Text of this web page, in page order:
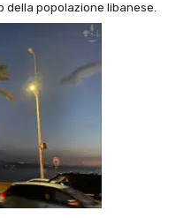
della popolazione libanese.